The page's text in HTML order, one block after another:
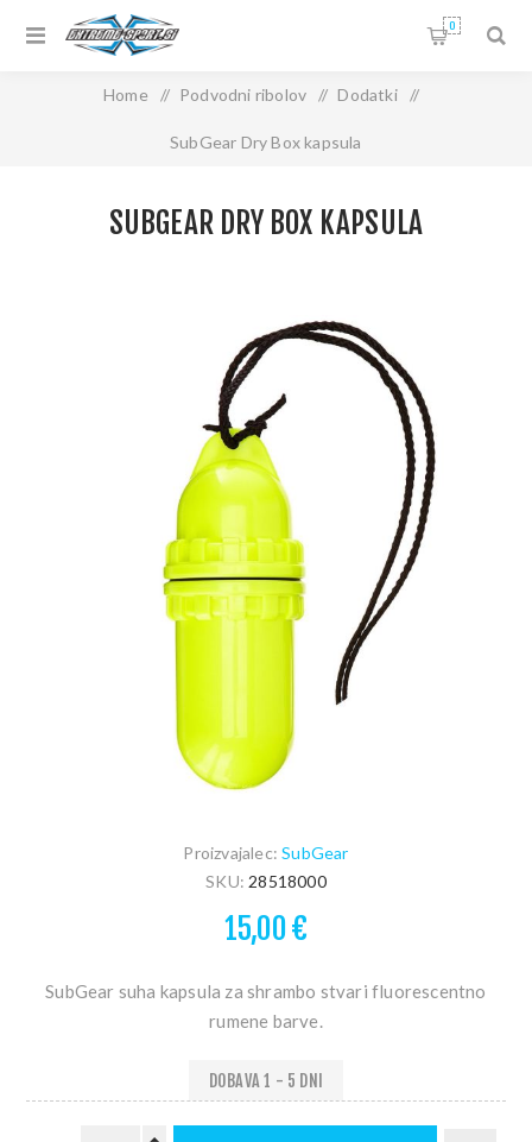
0
Home / Podvodni ribolov / Dodatki /
SubGear Dry Box kapsula
SUBGEAR DRY BOX KAPSULA
Proizvajalec: SubGear
SKU: 28518000
15,00 €
SubGear suha kapsula za shrambo stvari fluorescentno
rumene barve.
DOBAVA 1 - 5 DNI